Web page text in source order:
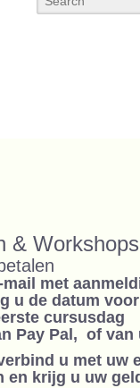
& Workshops
met
u de datum
cursusdag
Pay Pal, of van
u met uw
krijg u uw